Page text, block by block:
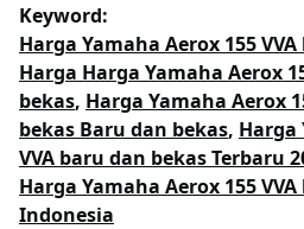
Keyword:
Harga Yamaha Aerox 155
Harga Harga Yamaha Aerox
bekas, Harga Yamaha Aerox
bekas Baru dan bekas, Harga
VVA baru dan bekas Terbaru
Harga Yamaha Aerox 155
Indonesia